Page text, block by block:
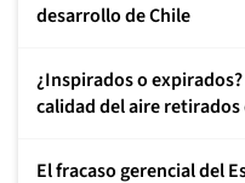
desarrollo de Chile
¿Inspirados o
calidad del aire
El fracaso gerencial del